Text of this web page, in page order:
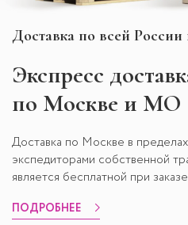
Доставка по всей
Экспресс
по Москве и МО
Доставка по Москве в
экспедиторами собственной
является бесплатной при
ПОДРОБНЕЕ